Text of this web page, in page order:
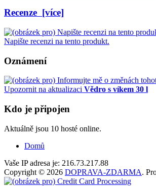
Recenze [více]
Napište recenzi na tento produkt.
Oznámení
Upozornit na aktualizaci Vědro s víkem 30 l
Kdo je připojen
Aktuálně jsou 10 hosté online.
Domů
Vaše IP adresa je: 216.73.217.88
Copyright © 2026 DOPRAVA-ZDARMA.